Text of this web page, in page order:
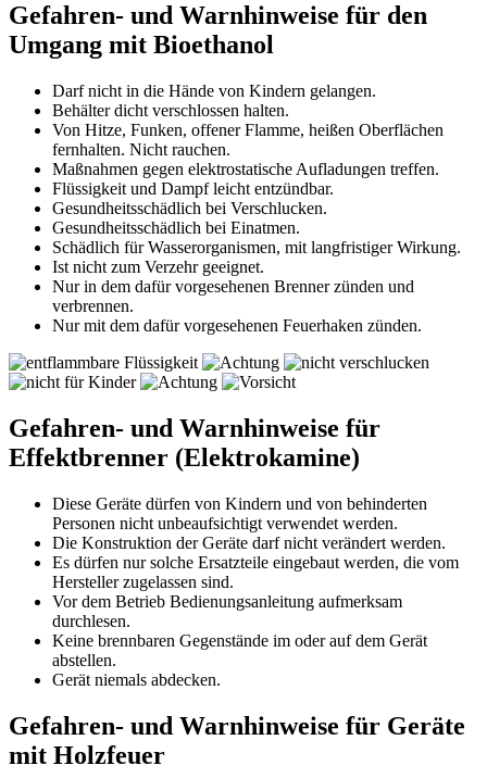
Gefahren- und Warnhinweise für den
Umgang mit Bioethanol
Darf nicht in die Hände von Kindern gelangen.
Behälter dicht verschlossen halten.
Von Hitze, Funken, offener Flamme, heißen Oberflächen
fernhalten. Nicht rauchen.
Maßnahmen gegen elektrostatische Aufladungen treffen.
Flüssigkeit und Dampf leicht entzündbar.
Gesundheitsschädlich bei Verschlucken.
Gesundheitsschädlich bei Einatmen.
Schädlich für Wasserorganismen, mit langfristiger Wirkung.
Ist nicht zum Verzehr geeignet.
Nur in dem dafür vorgesehenen Brenner zünden und
verbrennen.
Nur mit dem dafür vorgesehenen Feuerhaken zünden.
Gefahren- und Warnhinweise für
Effektbrenner (Elektrokamine)
Diese Geräte dürfen von Kindern und von behinderten
Personen nicht unbeaufsichtigt verwendet werden.
Die Konstruktion der Geräte darf nicht verändert werden.
Es dürfen nur solche Ersatzteile eingebaut werden, die vom
Hersteller zugelassen sind.
Vor dem Betrieb Bedienungsanleitung aufmerksam
durchlesen.
Keine brennbaren Gegenstände im oder auf dem Gerät
abstellen.
Gerät niemals abdecken.
Gefahren- und Warnhinweise für Geräte
mit Holzfeuer